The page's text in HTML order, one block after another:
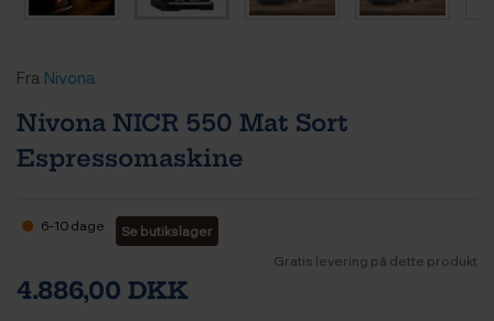
Fra Nivona
Nivona NICR 550 Mat Sort
Espressomaskine
6-10 dage
Se butikslager
Gratis levering på dette produkt
4.886,00 DKK